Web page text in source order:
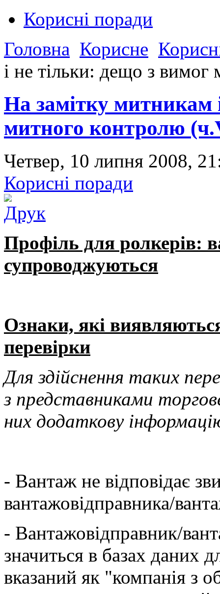
Корисні поради
Головна Корисне
і не тільки: дещо з
На замітку митникам
митного контролю
Четвер, 10 липня 2008,
Корисні поради
Профіль для ролкерів:
супроводжуються
Ознаки, які
перевірки
Для здійснення таких
з представниками
них додаткову
- Вантаж не відповідає
вантажовідправника/
- Вантажовідправник/
значиться в базах даних
вказаний як "компанія з